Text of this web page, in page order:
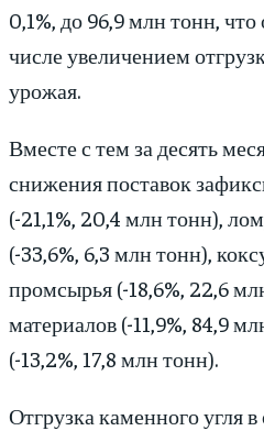
0,1%, до 96,9 млн тонн,
числе увеличением
урожая.
Вместе с тем за десять
снижения поставок
(-21,1%, 20,4 млн тонн),
(-33,6%, 6,3 млн тонн),
промсырья (-18,6%, 22,6
материалов (-11,9%, 84,9
(-13,2%, 17,8 млн тонн).
Отгрузка каменного угля